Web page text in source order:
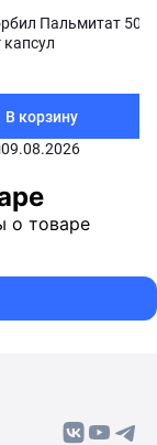
Пальмитат 500
капсул
В корзину
09.08.2026
о товаре